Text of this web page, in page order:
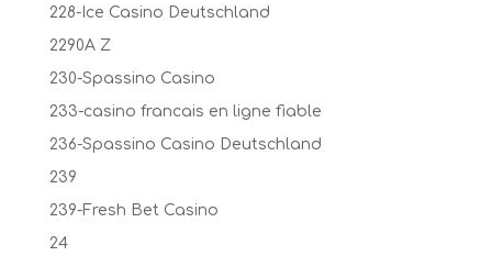
228-Ice Casino Deutschland
2290A Z
230-Spassino Casino
233-casino francais en ligne fiable
236-Spassino Casino Deutschland
239
239-Fresh Bet Casino
24